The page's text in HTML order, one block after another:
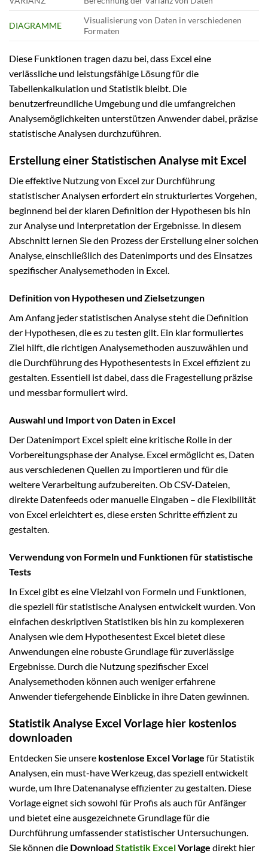
DIAGRAMME
Visualisierung von Daten in verschiedenen
Formaten
Diese Funktionen tragen dazu bei, dass Excel eine
verlässliche und leistungsfähige Lösung für die
Tabellenkalkulation und Statistik bleibt. Die
benutzerfreundliche Umgebung und die umfangreichen
Analysemöglichkeiten unterstützen Anwender dabei, präzise
statistische Analysen durchzuführen.
Erstellung einer Statistischen Analyse mit Excel
Die effektive Nutzung von Excel zur Durchführung
statistischer Analysen erfordert ein strukturiertes Vorgehen,
beginnend bei der klaren Definition der Hypothesen bis hin
zur Analyse und Interpretation der Ergebnisse. In diesem
Abschnitt lernen Sie den Prozess der Erstellung einer solchen
Analyse, einschließlich des Datenimports und des Einsatzes
spezifischer Analysemethoden in Excel.
Definition von Hypothesen und Zielsetzungen
Am Anfang jeder statistischen Analyse steht die Definition
der Hypothesen, die es zu testen gilt. Ein klar formuliertes
Ziel hilft, die richtigen Analysemethoden auszuwählen und
die Durchführung des Hypothesentests in Excel effizient zu
gestalten. Essentiell ist dabei, dass die Fragestellung präzise
und messbar formuliert wird.
Auswahl und Import von Daten in Excel
Der Datenimport Excel spielt eine kritische Rolle in der
Vorbereitungsphase der Analyse. Excel ermöglicht es, Daten
aus verschiedenen Quellen zu importieren und für die
weitere Verarbeitung aufzubereiten. Ob CSV-Dateien,
direkte Datenfeeds oder manuelle Eingaben – die Flexibilität
von Excel erleichtert es, diese ersten Schritte effizient zu
gestalten.
Verwendung von Formeln und Funktionen für statistische
Tests
In Excel gibt es eine Vielzahl von Formeln und Funktionen,
die speziell für statistische Analysen entwickelt wurden. Von
einfachen deskriptiven Statistiken bis hin zu komplexeren
Analysen wie dem Hypothesentest Excel bietet diese
Anwendungen eine robuste Grundlage für zuverlässige
Ergebnisse. Durch die Nutzung spezifischer Excel
Analysemethoden können auch weniger erfahrene
Anwender tiefergehende Einblicke in ihre Daten gewinnen.
Statistik Analyse Excel Vorlage hier kostenlos
downloaden
Entdecken Sie unsere kostenlose Excel Vorlage für Statistik
Analysen, ein must-have Werkzeug, das speziell entwickelt
wurde, um Ihre Datenanalyse effizienter zu gestalten. Diese
Vorlage eignet sich sowohl für Profis als auch für Anfänger
und bietet eine ausgezeichnete Grundlage für die
Durchführung umfassender statistischer Untersuchungen.
Sie können die Download Statistik ExcelVorlage direkt hier